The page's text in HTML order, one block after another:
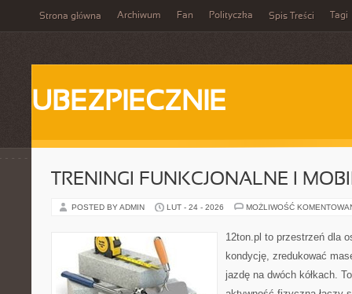
Strona główna Archiwum Fan Polityczka Spis Treści Tagi
UBEZPIECZNIE
TRENINGI FUNKCJONALNE I
POSTED BY ADMIN LUT - 24 - 2026 MOŻLIWOŚĆ
12ton.pl to przestrzeń dla
kondycję, zredukować
jazdę na dwóch kółkach.